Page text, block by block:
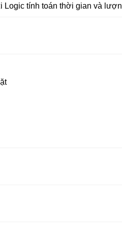
Logic tính toán thời gian và